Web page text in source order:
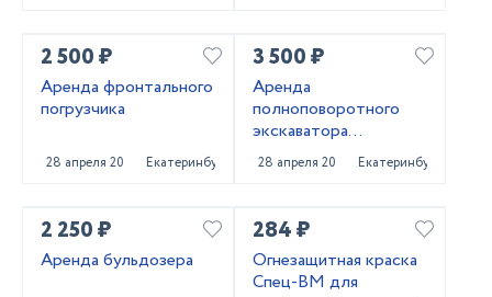
2 500 ₽
Аренда фронтального
погрузчика
28 апреля 2025 Екатеринбург
3 500 ₽
Аренда
полноповоротного
экскаватора
погрузчика
28 апреля 2025 Екатеринбург
2 250 ₽
Аренда бульдозера
284 ₽
Огнезащитная краска
Спец-ВМ для